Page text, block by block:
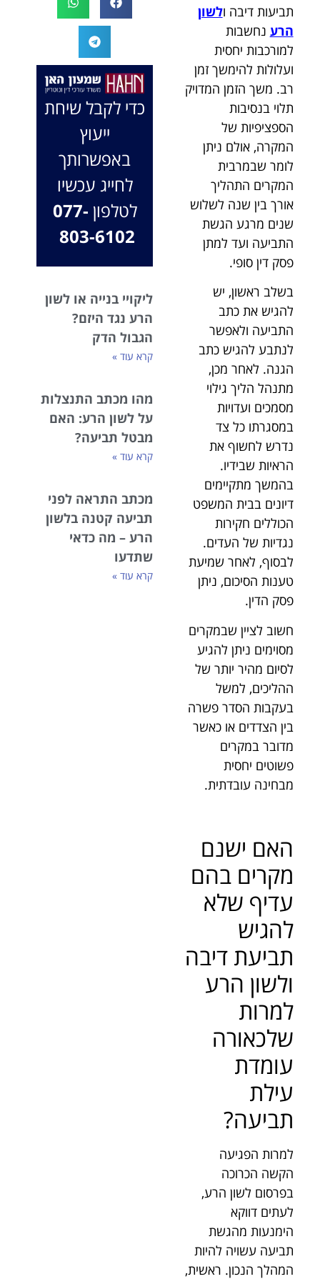
תביעות דיבה ולשון
הרע נחשבות
למורכבות יחסית
ועלולות להימשך זמן
רב. משך הזמן המדויק
תלוי בנסיבות
הספציפיות של
המקרה, אולם ניתן
לומר שבמרבית
המקרים התהליך
אורך בין שנה לשלוש
שנים מרגע הגשת
התביעה ועד למתן
פסק דין סופי.
בשלב ראשון, יש
להגיש את כתב
התביעה ולאפשר
לנתבע להגיש כתב
הגנה. לאחר מכן,
מתנהל הליך גילוי
מסמכים ועדויות
במסגרתו כל צד
נדרש לחשוף את
הראיות שבידיו.
בהמשך מתקיימים
דיונים בבית המשפט
הכוללים חקירות
נגדיות של העדים.
לבסוף, לאחר שמיעת
טענות הסיכום, ניתן
פסק הדין.
חשוב לציין שבמקרים
מסוימים ניתן להגיע
לסיום מהיר יותר של
ההליכים, למשל
בעקבות הסדר פשרה
בין הצדדים או כאשר
מדובר במקרים
פשוטים יחסית
מבחינה עובדתית.
האם ישנם
מקרים בהם
עדיף שלא
להגיש
תביעת דיבה
ולשון הרע
למרות
שלכאורה
עומדת
עילת
תביעה?
למרות הפגיעה
הקשה הכרוכה
בפרסום לשון הרע,
לעתים דווקא
הימנעות מהגשת
תביעה עשויה להיות
המהלך הנכון. ראשית,
המקרה, הוא
החליט לייצג אותי
בלי לחשוב
פעמיים, הקשיב
לי ולקח את התיק
שלי פרו בונו מכל
הלב.
במיוחד בתיק לא
פשוט, ומאחלים
לך המון הצלחה
בהמשך. תמיד
כאן בשבילך.
בברכה, משרד
עו"ד שמעון האן
ונוטריון
כדי לקבל שיחת
ייעוץ
באפשרותך
לחייג עכשיו
לטלפון 077-
803-6102
ליקויי בנייה או לשון
הרע נגד היזם?
הגבול הדק
קרא עוד »
מהו מכתב התנצלות
על לשון הרע: האם
מבטל תביעה?
קרא עוד »
מכתב התראה לפני
תביעה קטנה בלשון
הרע – מה כדאי
שתדעו
קרא עוד »